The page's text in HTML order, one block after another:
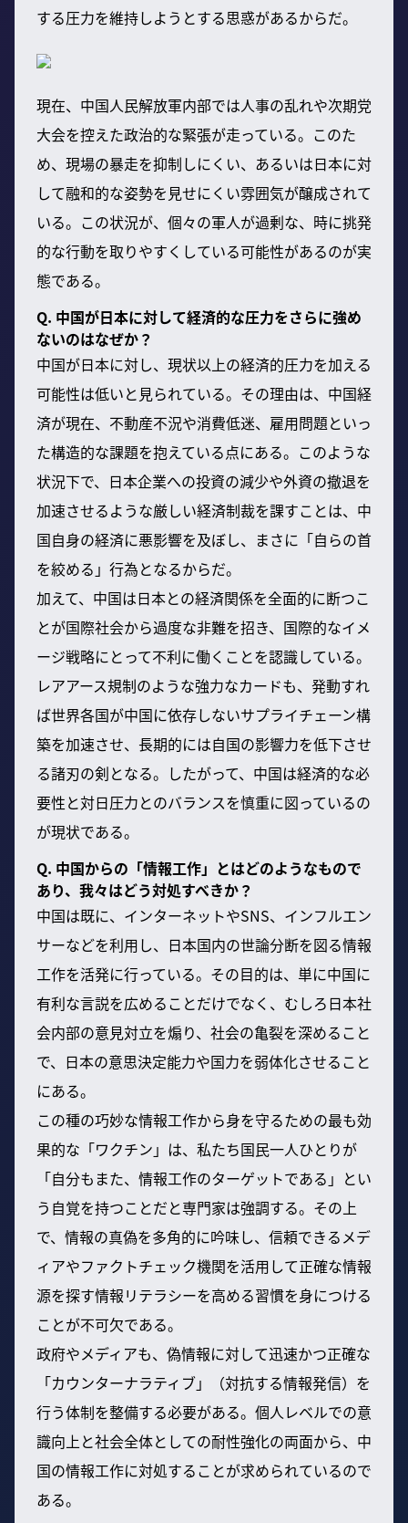
する圧力を維持しようとする思惑があるからだ。
現在、中国人民解放軍内部では人事の乱れや次期党
大会を控えた政治的な緊張が走っている。このた
め、現場の暴走を抑制しにくい、あるいは日本に対
して融和的な姿勢を見せにくい雰囲気が醸成されて
いる。この状況が、個々の軍人が過剰な、時に挑発
的な行動を取りやすくしている可能性があるのが実
態である。
Q. 中国が日本に対して経済的な圧力をさらに強め
ないのはなぜか？
中国が日本に対し、現状以上の経済的圧力を加える
可能性は低いと見られている。その理由は、中国経
済が現在、不動産不況や消費低迷、雇用問題といっ
た構造的な課題を抱えている点にある。このような
状況下で、日本企業への投資の減少や外資の撤退を
加速させるような厳しい経済制裁を課すことは、中
国自身の経済に悪影響を及ぼし、まさに「自らの首
を絞める」行為となるからだ。
加えて、中国は日本との経済関係を全面的に断つこ
とが国際社会から過度な非難を招き、国際的なイメ
ージ戦略にとって不利に働くことを認識している。
レアアース規制のような強力なカードも、発動すれ
ば世界各国が中国に依存しないサプライチェーン構
築を加速させ、長期的には自国の影響力を低下させ
る諸刃の剣となる。したがって、中国は経済的な必
要性と対日圧力とのバランスを慎重に図っているの
が現状である。
Q. 中国からの「情報工作」とはどのようなもので
あり、我々はどう対処すべきか？
中国は既に、インターネットやSNS、インフルエン
サーなどを利用し、日本国内の世論分断を図る情報
工作を活発に行っている。その目的は、単に中国に
有利な言説を広めることだけでなく、むしろ日本社
会内部の意見対立を煽り、社会の亀裂を深めること
で、日本の意思決定能力や国力を弱体化させること
にある。
この種の巧妙な情報工作から身を守るための最も効
果的な「ワクチン」は、私たち国民一人ひとりが
「自分もまた、情報工作のターゲットである」とい
う自覚を持つことだと専門家は強調する。その上
で、情報の真偽を多角的に吟味し、信頼できるメデ
ィアやファクトチェック機関を活用して正確な情報
源を探す情報リテラシーを高める習慣を身につける
ことが不可欠である。
政府やメディアも、偽情報に対して迅速かつ正確な
「カウンターナラティブ」（対抗する情報発信）を
行う体制を整備する必要がある。個人レベルでの意
識向上と社会全体としての耐性強化の両面から、中
国の情報工作に対処することが求められているので
ある。